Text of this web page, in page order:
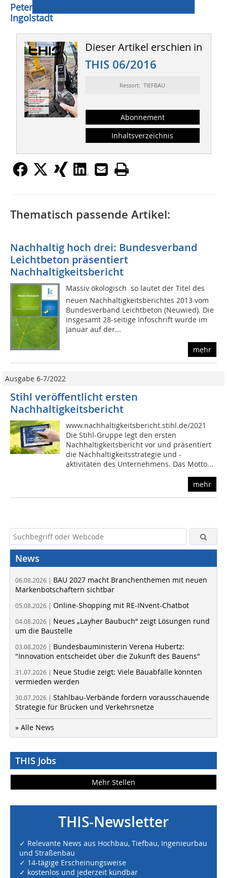
Peter Heinrich, Heinrich Kommunikation,
Ingolstadt
Dieser Artikel erschien in
THIS 06/2016
Ressort: TIEFBAU
Abonnement
Inhaltsverzeichnis
Thematisch passende Artikel:
Nachhaltig hoch drei: Bundesverband
Leichtbeton präsentiert
Nachhaltigkeitsbericht
Massiv ökologisch  so lautet der Titel des
neuen Nachhaltigkeitsberichtes 2013 vom
Bundesverband Leichtbeton (Neuwied). Die
insgesamt 28-seitige Infoschrift wurde im
Januar auf der...
mehr
Ausgabe 6-7/2022
Stihl veröffentlicht ersten
Nachhaltigkeitsbericht
www.nachhaltigkeitsbericht.stihl.de/2021
Die Stihl-Gruppe legt den ersten
Nachhaltigkeitsbericht vor und präsentiert
die Nachhaltigkeitsstrategie und -
aktivitäten des Unternehmens. Das Motto...
mehr
News
06.08.2026 | BAU 2027 macht Branchenthemen mit neuen
Markenbotschaftern sichtbar
05.08.2026 | Online-Shopping mit RE-INvent-Chatbot
04.08.2026 | Neues „Layher Baubuch“ zeigt Lösungen rund
um die Baustelle
03.08.2026 | Bundesbauministerin Verena Hubertz:
"Innovation entscheidet über die Zukunft des Bauens"
31.07.2026 | Neue Studie zeigt: Viele Bauabfälle könnten
vermieden werden
30.07.2026 | Stahlbau-Verbände fordern vorausschauende
Strategie für Brücken und Verkehrsnetze
» Alle News
THIS Jobs
Mehr Stellen
THIS-Newsletter
✓ Relevante News aus Hochbau, Tiefbau, Ingenieurbau
und Straßenbau
✓ 14-tägige Erscheinungsweise
✓ kostenlos und jederzeit kündbar